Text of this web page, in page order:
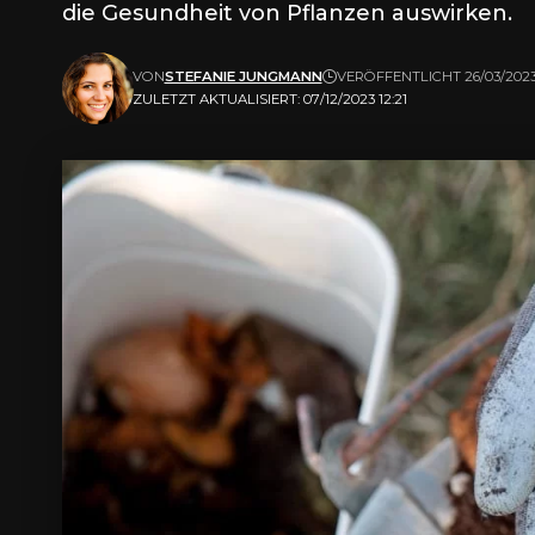
die Gesundheit von Pflanzen auswirken.
ZULETZT AKTUALISIERT: 07/12/2023 12:21
VONSTEFANIE JUNGMANN VERÖFFENTLICHT 26/03/